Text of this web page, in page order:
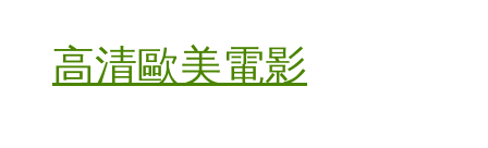
高清歐美電影